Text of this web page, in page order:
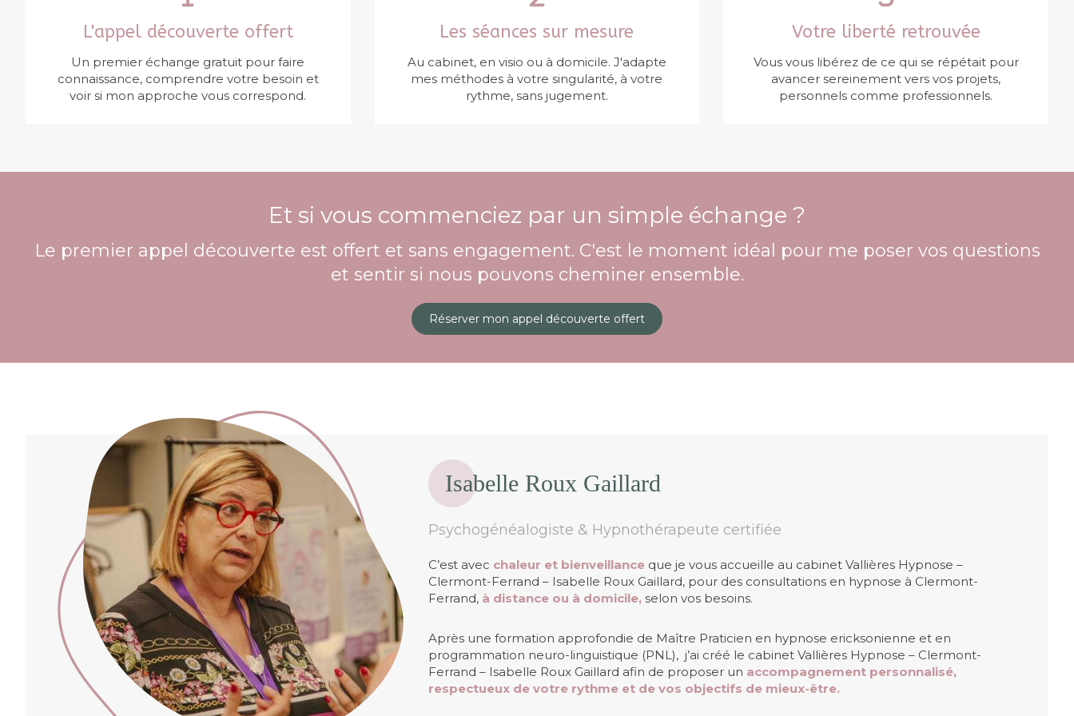
L'appel découverte offert
Un premier échange gratuit pour faire
connaissance, comprendre votre besoin et
voir si mon approche vous correspond.
Les séances sur mesure
Au cabinet, en visio ou à domicile. J'adapte
mes méthodes à votre singularité, à votre
rythme, sans jugement.
Votre liberté retrouvée
Vous vous libérez de ce qui se répétait pour
avancer sereinement vers vos projets,
personnels comme professionnels.
Et si vous commenciez par un simple échange ?
Le premier appel découverte est offert et sans engagement. C'est le moment idéal pour me poser vos questions
et sentir si nous pouvons cheminer ensemble.
Réserver mon appel découverte offert
Isabelle Roux Gaillard
Psychogénéalogiste & Hypnothérapeute certifiée
C’est avec chaleur et bienveillance que je vous accueille au cabinet Vallières Hypnose –
Clermont-Ferrand – Isabelle Roux Gaillard, pour des consultations en hypnose à Clermont-
Ferrand, à distance ou à domicile,selon vos besoins.
Après une formation approfondie de Maître Praticien en hypnose ericksonienne et en
programmation neuro-linguistique (PNL), j’ai créé le cabinet Vallières Hypnose – Clermont-
Ferrand – Isabelle Roux Gaillard afin de proposer un accompagnement personnalisé,
respectueux de votre rythme et de vos objectifs de mieux-être.